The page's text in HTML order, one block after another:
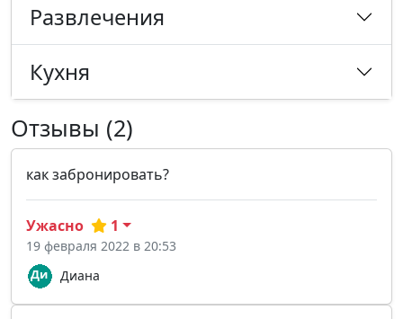
Развлечения
Кухня
Отзывы (2)
как забронировать?
Диана
Ужасно 1
19 февраля 2022 в 20:53